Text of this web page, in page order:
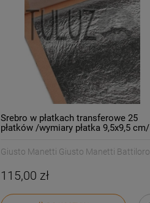
Srebro w płatkach transferowe 25
płatków /wymiary płatka 9,5x9,5 cm/
Giusto Manetti Giusto Manetti Battiloro
115,00 zł